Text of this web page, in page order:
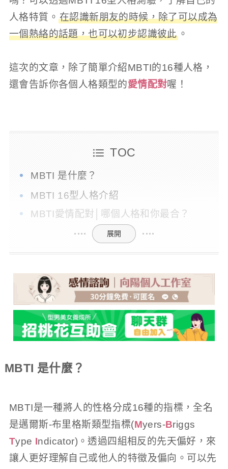
人格特質。 在認識新朋友的時候，除了可以成為
一個熱絡的話題，也可以初步認識彼此。
這次的文章，除了簡單介紹MBTI的16種人格，
還會告訴你各個人格類型的愛情配對喔！
TOC
MBTI 是什麼？
MBTI 16型人格介紹
MBTI愛情配對│哪個人格和你最合？
展開
MBTI 是什麼？
MBTI是一種將人的性格分成16種的指標，全名
是邁爾斯-布里格斯類型指標(Myers-Briggs
Type Indicator)。透過四組相反的先天偏好，來
讓人更好理解自己或他人的特徵及偏向。可以先